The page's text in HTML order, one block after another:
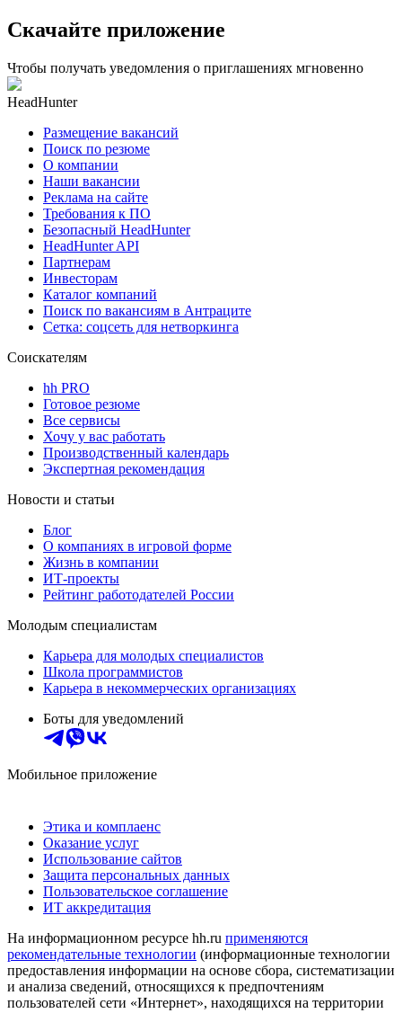
Скачайте приложение
Чтобы получать уведомления о приглашениях мгновенно
HeadHunter
Размещение вакансий
Поиск по резюме
О компании
Наши вакансии
Реклама на сайте
Требования к ПО
Безопасный HeadHunter
HeadHunter API
Партнерам
Инвесторам
Каталог компаний
Поиск по вакансиям в Антраците
Сетка: соцсеть для нетворкинга
Соискателям
hh PRO
Готовое резюме
Все сервисы
Хочу у вас работать
Производственный календарь
Экспертная рекомендация
Новости и статьи
Блог
О компаниях в игровой форме
Жизнь в компании
ИТ-проекты
Рейтинг работодателей России
Молодым специалистам
Карьера для молодых специалистов
Школа программистов
Карьера в некоммерческих организациях
Боты для уведомлений
Мобильное приложение
Этика и комплаенс
Оказание услуг
Использование сайтов
Защита персональных данных
Пользовательское соглашение
ИТ аккредитация
На информационном ресурсе hh.ru применяются
рекомендательные технологии (информационные технологии
предоставления информации на основе сбора, систематизации
и анализа сведений, относящихся к предпочтениям
пользователей сети «Интернет», находящихся на территории